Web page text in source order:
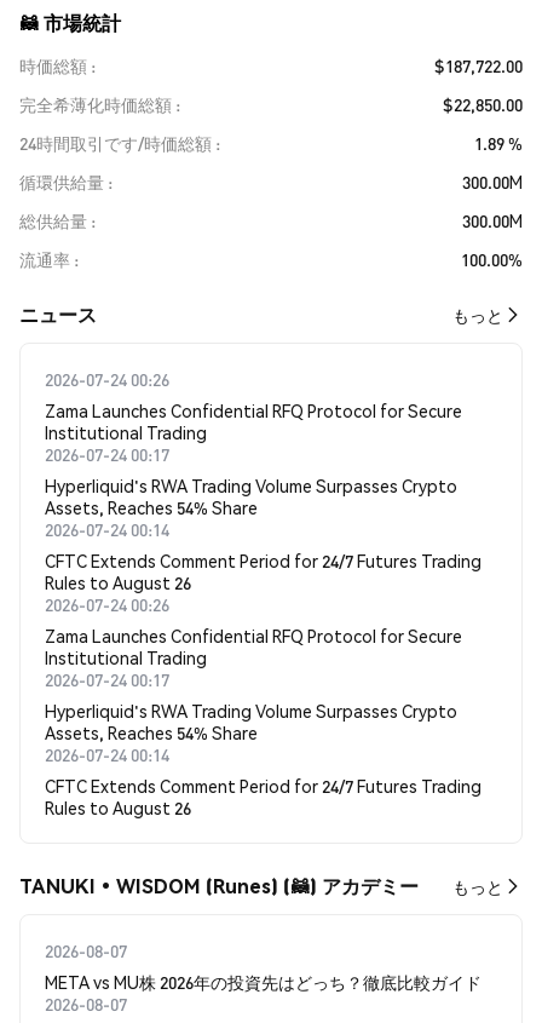
🦝 市場統計
時価総額
$187,722.00
完全希薄化時価総額
$22,850.00
24時間取引です/時価総額
1.89 %
循環供給量
300.00M
総供給量
300.00M
流通率
100.00%
​​ニュース​​ もっと
2026-07-24 00:26
Zama Launches Confidential RFQ Protocol for Secure
Institutional Trading
2026-07-24 00:17
Hyperliquid's RWA Trading Volume Surpasses Crypto
Assets, Reaches 54% Share
2026-07-24 00:14
CFTC Extends Comment Period for 24/7 Futures Trading
Rules to August 26
2026-07-24 00:26
Zama Launches Confidential RFQ Protocol for Secure
Institutional Trading
2026-07-24 00:17
Hyperliquid's RWA Trading Volume Surpasses Crypto
Assets, Reaches 54% Share
2026-07-24 00:14
CFTC Extends Comment Period for 24/7 Futures Trading
Rules to August 26
TANUKI•WISDOM (Runes) (🦝) アカデミー もっと
2026-08-07
META vs MU株 2026年の投資先はどっち？徹底比較ガイド
2026-08-07